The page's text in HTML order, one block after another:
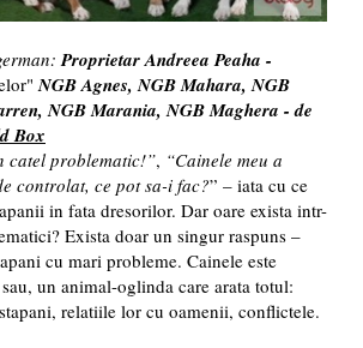
Proprietar Andreea Peaha -
NGBAgnes, NGB Mahara, NGB
NGB Marania, NGB Maghera - de
Box
catel problematic!”, “Cainele meu a
controlat, ce pot sa-i fac?” – iata cu ce
in fata dresorilor. Dar oare exista intr-
Exista doar un singur raspuns –
cu mari probleme. Cainele este
un animal-oglinda care arata totul:
relatiile lor cu oamenii, conflictele.